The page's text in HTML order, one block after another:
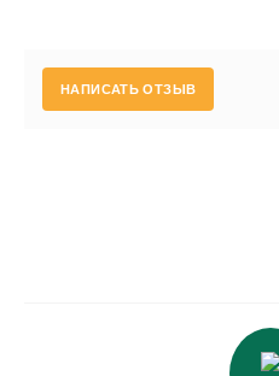
НАПИСАТЬ ОТЗЫВ